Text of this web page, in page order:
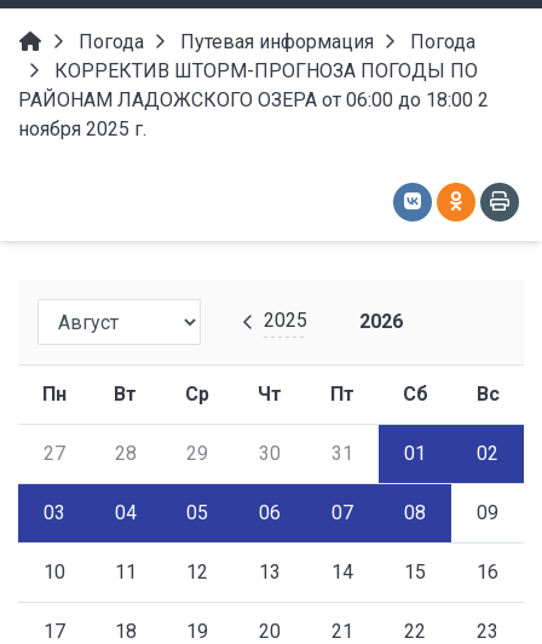
Погода Путевая информация
Погода
КОРРЕКТИВ ШТОРМ-ПРОГНОЗА ПОГОДЫ ПО
РАЙОНАМ ЛАДОЖСКОГО ОЗЕРА от 06:00 до 18:00 2
ноября 2025 г.
2025 2026
Пн Вт Ср Чт Пт Сб Вс
27 28 29 30 31 01 02
03 04 05 06 07 08 09
10 11 12 13 14 15 16
17 18 19 20 21 22 23